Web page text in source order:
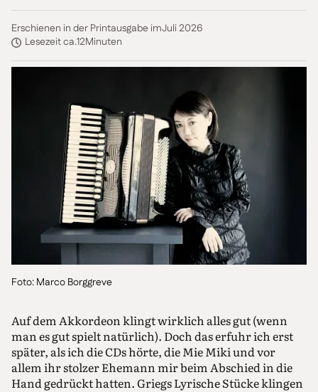
Erschienen in der Printausgabe imJuli 2026
Lesezeit ca.12Minuten
Foto: Marco Borggreve
Auf dem Akkordeon klingt wirklich alles gut (wenn
man es gut spielt natürlich). Doch das erfuhr ich erst
später, als ich die CDs hörte, die Mie Miki und vor
allem ihr stolzer Ehemann mir beim Abschied in die
Hand gedrückt hatten. Griegs Lyrische Stücke klingen